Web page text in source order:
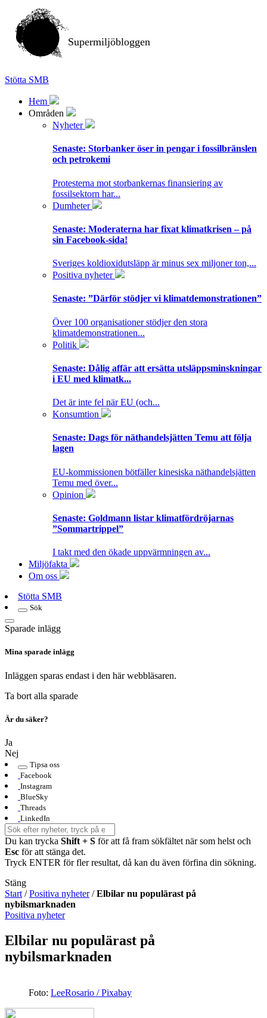
Supermiljöbloggen
Stötta SMB
Hem
Områden
Nyheter
Senaste: Storbanker öser in pengar i fossilbränslen
och petrokemi
Protesterna mot storbankernas finansiering av
fossilsektorn har...
Dumheter
Senaste: Moderaterna har fixat klimatkrisen – på
sin Facebook-sida!
Sveriges koldioxidutsläpp är minus sex miljoner ton,...
Positiva nyheter
Senaste: ”Därför stödjer vi klimatdemonstrationen”
Över 100 organisationer stödjer den stora
klimatdemonstrationen...
Politik
Senaste: Dålig affär att ersätta utsläppsminskningar
i EU med klimatk...
Det är inte fel när EU (och...
Konsumtion
Senaste: Dags för näthandelsjätten Temu att följa
lagen
EU-kommissionen bötfäller kinesiska näthandelsjätten
Temu med över...
Opinion
Senaste: Goldmann listar klimatfördröjarnas
”Sommartrippel”
I takt med den ökade uppvärmningen av...
Miljöfakta
Om oss
Stötta SMB
Sök
Sparade inlägg
Mina sparade inlägg
Inläggen sparas endast i den här webbläsaren.
Ta bort alla sparade
Är du säker?
Ja
Nej
Tipsa oss
Facebook
Instagram
BlueSky
Threads
LinkedIn
Du kan trycka Shift + S för att få fram sökfältet när som helst och
Esc för att stänga det.
Tryck ENTER för fler resultat, då kan du även förfina din sökning.
Stäng
Start /Positiva nyheter/Elbilar nu populärast på
nybilsmarknaden
Positiva nyheter
Elbilar nu populärast på
nybilsmarknaden
Foto: LeeRosario / Pixabay